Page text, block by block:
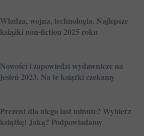
Władza, wojna, technologia. Najlepsze
książki non-fiction 2025 roku
Nowości i zapowiedzi wydawnicze na
jesień 2023. Na te książki czekamy
Prezent dla niego last minute? Wybierz
książkę! Jaką? Podpowiadamy